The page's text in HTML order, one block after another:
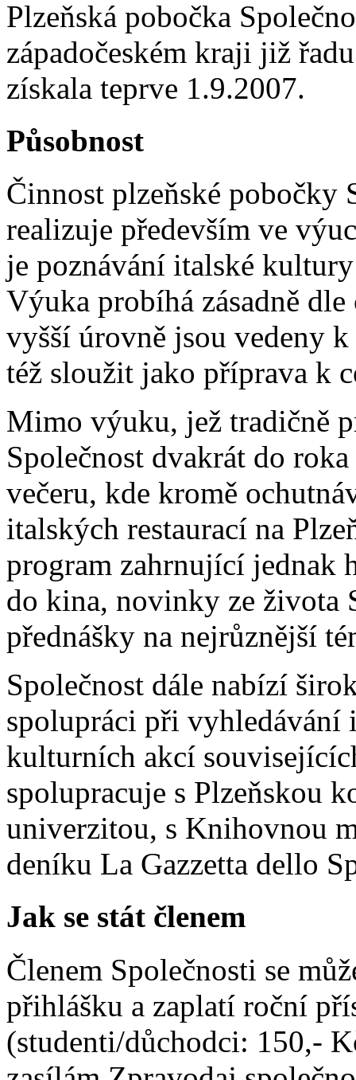
Plzeňská pobočka
západočeském kraji již
získala teprve 1.9.2007.
Působnost
Činnost plzeňské pobočky
realizuje především ve
je poznávání italské
Výuka probíhá zásadně
vyšší úrovně jsou vedeny
též sloužit jako příprava k
Mimo výuku, jež tradičně
Společnost dvakrát do
večeru, kde kromě
italských restaurací na
program zahrnující jednak
do kina, novinky ze života
přednášky na nejrůznější
Společnost dále nabízí
spolupráci při
kulturních akcí
spolupracuje s Plzeňskou
univerzitou, s Knihovnou
deníku La Gazzetta dello
Jak se stát členem
Členem Společnosti se
přihlášku a zaplatí roční
(studenti/důchodci: 150,-